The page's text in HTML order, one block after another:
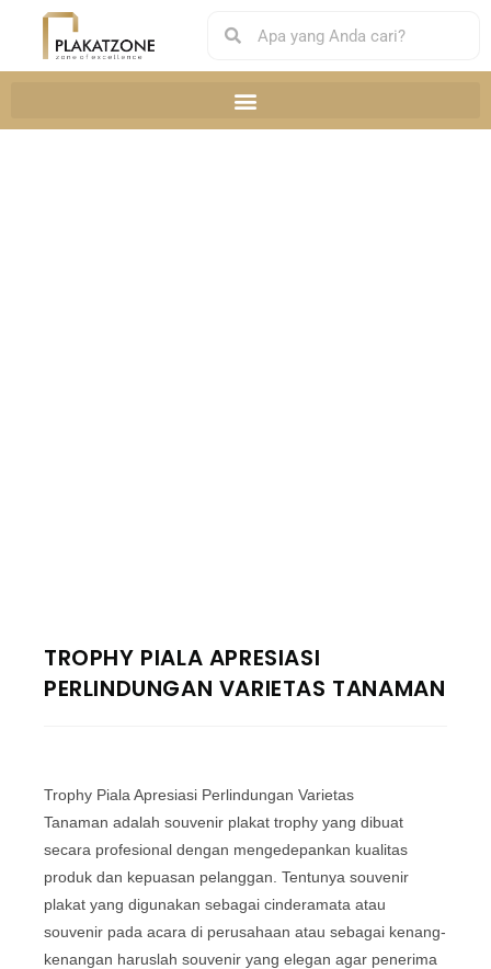
TROPHY PIALA APRESIASI
PERLINDUNGAN VARIETAS TANAMAN
Trophy Piala Apresiasi Perlindungan Varietas
Tanaman adalah souvenir plakat trophy yang dibuat
secara profesional dengan mengedepankan kualitas
produk dan kepuasan pelanggan. Tentunya souvenir
plakat yang digunakan sebagai cinderamata atau
souvenir pada acara di perusahaan atau sebagai kenang-
kenangan haruslah souvenir yang elegan agar penerima